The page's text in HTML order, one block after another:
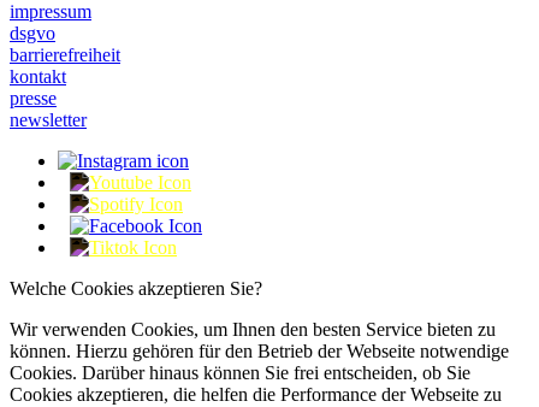
impressum
dsgvo
barrierefreiheit
kontakt
presse
newsletter
Welche Cookies akzeptieren Sie?
Wir verwenden Cookies, um Ihnen den besten Service bieten zu
können. Hierzu gehören für den Betrieb der Webseite notwendige
Cookies. Darüber hinaus können Sie frei entscheiden, ob Sie
Cookies akzeptieren, die helfen die Performance der Webseite zu